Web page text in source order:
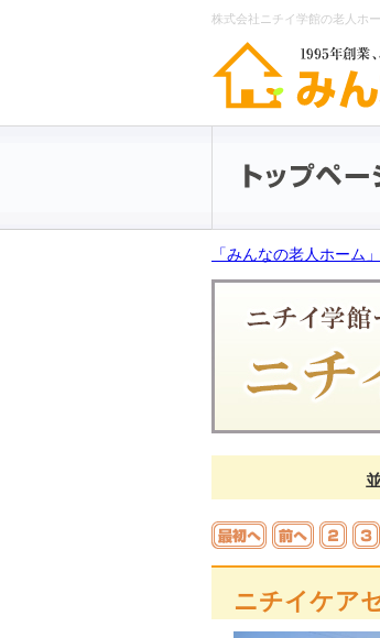
株式会社ニチイ学館の老人ホ
「みんなの老人ホーム
ニチイケア